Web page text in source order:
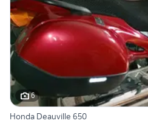
6
Honda Deauville 650